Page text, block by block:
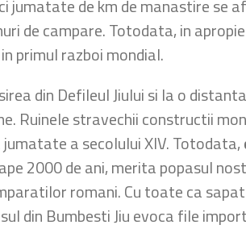
jumatate de km de manastire se
de campare. Totodata, in
primul razboi mondial.
din Defileul Jiului si la o
Ruinele stravechii constructii
jumatate a secolului XIV. Totodata,
2000 de ani, merita popasul
romani. Cu toate ca
din Bumbesti Jiu evoca file